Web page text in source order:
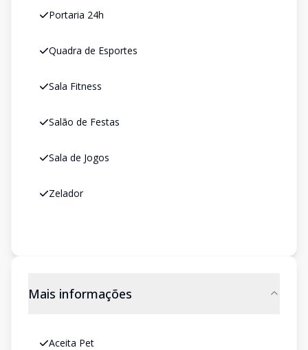
Portaria 24h
Quadra de Esportes
Sala Fitness
Salão de Festas
Sala de Jogos
Zelador
Mais informações
Aceita Pet